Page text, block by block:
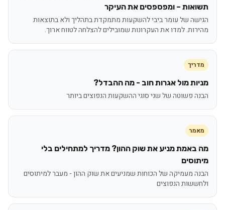
תשואות – ומפספסים את העיקר
הגישה של עומר ביבי להשקעות מתמקדת בתהליך ולא בתוצאות
מהירות. למדו את העקרונות שמובילים להצלחה לטווח ארוך.
מדריך
מניות מול אגרות חוב - מה ההבדל?
הבנה פשוטה של שני סוגי ההשקעות הנפוצים ביותר
מאמר
מה באמת מניע את שוק ההון? מדריך למתחילים בלי
מיתוסים
הבנה מעמיקה של הכוחות שמניעים את שוק ההון - מעבר למיתוסים
ולחששות הנפוצים